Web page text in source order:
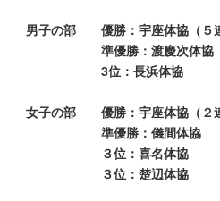
男子の部 優勝：宇座体協（５連
準優勝：渡慶次体協
3位：長浜体協
女子の部 優勝：宇座体協（２連
準優勝：儀間体協
３位：喜名体協
３位：楚辺体協